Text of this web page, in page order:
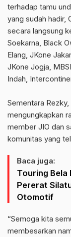
terhadap tamu
yang sudah hadir,
secara langsung
Soekarna, Black
Elang, JKone
JKone Jogja,
Indah,
Sementara
mengungkapkan
member JIO dan
komunitas yang
Baca juga:
Touring Bela
Pererat
Otomotif
“Semoga kita
membesarkan